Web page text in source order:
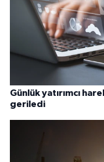
Günlük yatırımcı
geriledi